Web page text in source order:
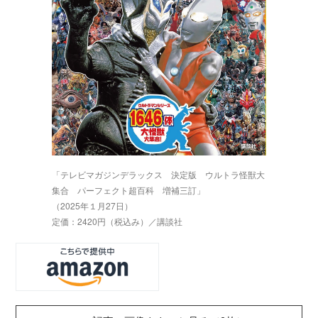
「テレビマガジンデラックス 決定版 ウルトラ怪獣大
集合 パーフェクト超百科 増補三訂」
（2025年１月27日）
定価：2420円（税込み）／講談社